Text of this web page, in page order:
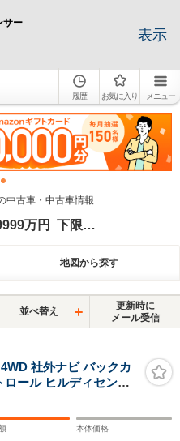
サー
表示
履歴 お気に入り メニュー
中古車・中古車情報
ジープ チェロキー 上限99.9999万円 下限90万円 上限2012年
地図から探す
並べ替え
更新時に
メール受信
社外ナビ バックカ
シート シートヒーター
ル 純正AW ETC ドラレ
本体価格